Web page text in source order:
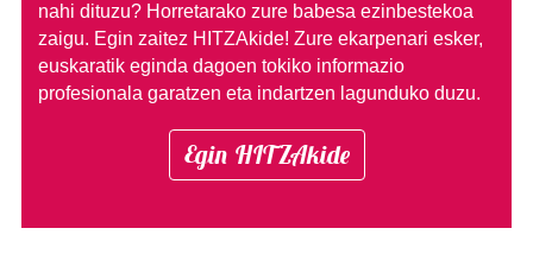
nahi dituzu? Horretarako zure babesa ezinbestekoa
zaigu. Egin zaitez HITZAkide! Zure ekarpenari esker,
euskaratik eginda dagoen tokiko informazio
profesionala garatzen eta indartzen lagunduko duzu.
Egin HITZAkide